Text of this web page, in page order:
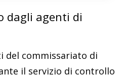
dagli agenti di
del commissariato di
il servizio di controllo